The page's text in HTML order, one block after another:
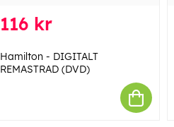
116 kr
Hamilton - DIGITALT
REMASTRAD (DVD)